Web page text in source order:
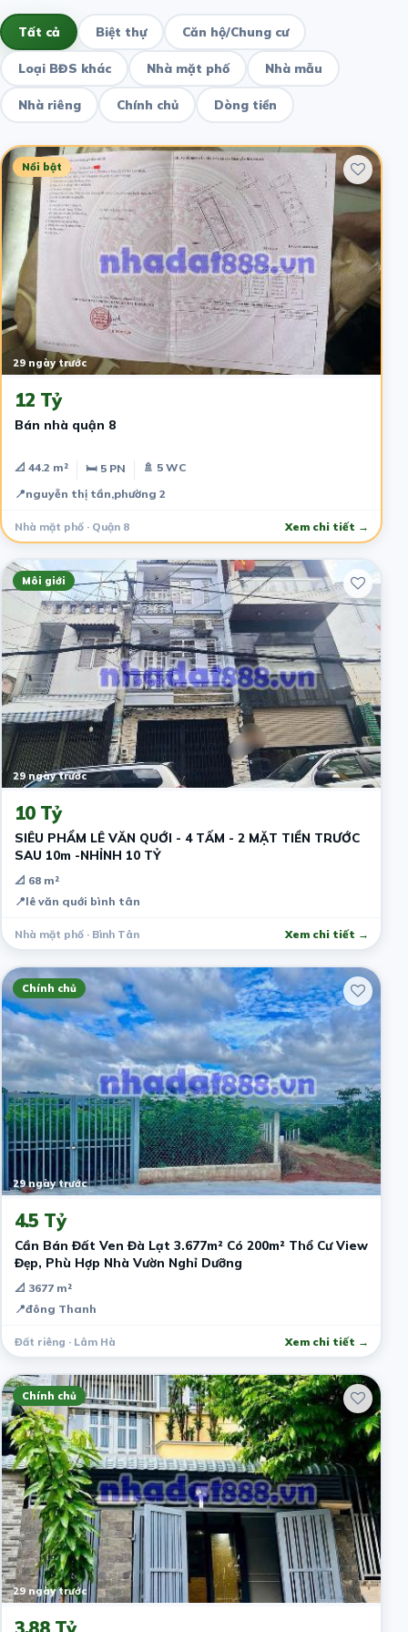
Tất cả Biệt thự Căn hộ/Chung cư
Loại BĐS khác Nhà mặt phố Nhà mẫu
Nhà riêng Chính chủ Dòng tiền
Nổi bật
29 ngày trước
12 Tỷ
Bán nhà quận 8
📐 44.2 m² 🛏 5 PN
🚿 5 WC
📍nguyễn thị tần,phường 2
Nhà mặt phố · Quận 8 Xem chi tiết →
Môi giới
29 ngày trước
10 Tỷ
SIÊU PHẨM LÊ VĂN QUỚI - 4 TẤM - 2 MẶT TIỀN TRƯỚC
SAU 10m -NHỈNH 10 TỶ
📐 68 m²
📍lê văn quới bình tân
Nhà mặt phố · Bình Tân Xem chi tiết →
Chính chủ
29 ngày trước
4.5 Tỷ
Cần Bán Đất Ven Đà Lạt 3.677m² Có 200m² Thổ Cư View
Đẹp, Phù Hợp Nhà Vườn Nghỉ Dưỡng
📐 3677 m²
📍đông Thanh
Đất riêng · Lâm Hà Xem chi tiết →
Chính chủ
29 ngày trước